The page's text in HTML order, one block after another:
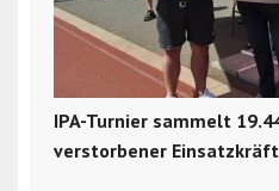
IPA-Turnier sammelt
verstorbener